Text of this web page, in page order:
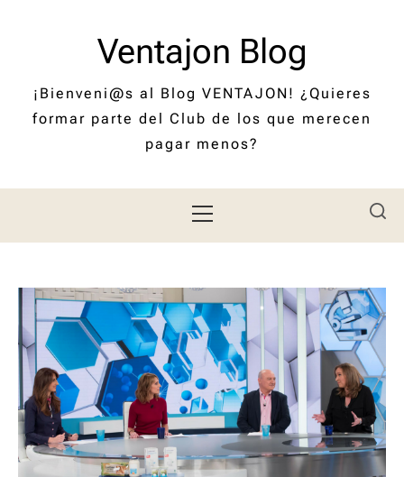
Ventajon Blog
¡Bienveni@s al Blog VENTAJON! ¿Quieres
formar parte del Club de los que merecen
pagar menos?
principal